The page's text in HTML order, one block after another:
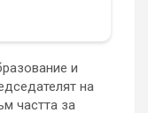
и
на
частта за